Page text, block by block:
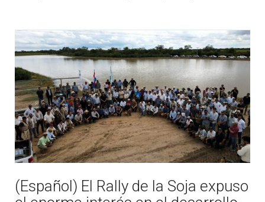
(Español) El Rally de la Soja expuso